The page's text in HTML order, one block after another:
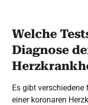
Welche
Diagnose
Es gibt
einer koronaren